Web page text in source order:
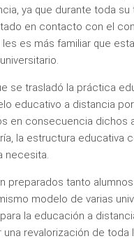
ya que durante toda su
en contacto con el
es más familiar que
se trasladó la práctica
educativo a distancia
en consecuencia dichos
la estructura educativa
necesita.
preparados tanto
modelo de varias
la educación a
una revalorización de toda